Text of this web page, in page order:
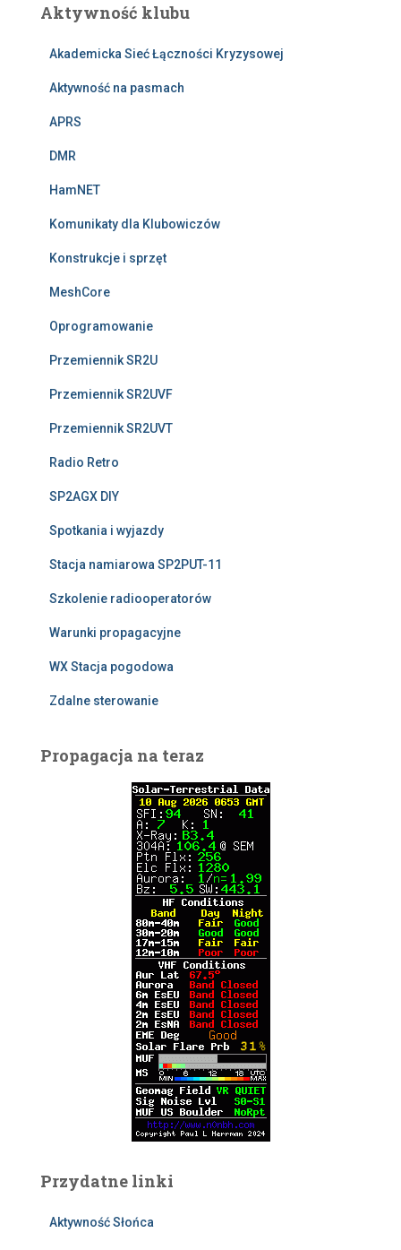
Aktywność klubu
Akademicka Sieć Łączności Kryzysowej
Aktywność na pasmach
APRS
DMR
HamNET
Komunikaty dla Klubowiczów
Konstrukcje i sprzęt
MeshCore
Oprogramowanie
Przemiennik SR2U
Przemiennik SR2UVF
Przemiennik SR2UVT
Radio Retro
SP2AGX DIY
Spotkania i wyjazdy
Stacja namiarowa SP2PUT-11
Szkolenie radiooperatorów
Warunki propagacyjne
WX Stacja pogodowa
Zdalne sterowanie
Propagacja na teraz
Przydatne linki
Aktywność Słońca